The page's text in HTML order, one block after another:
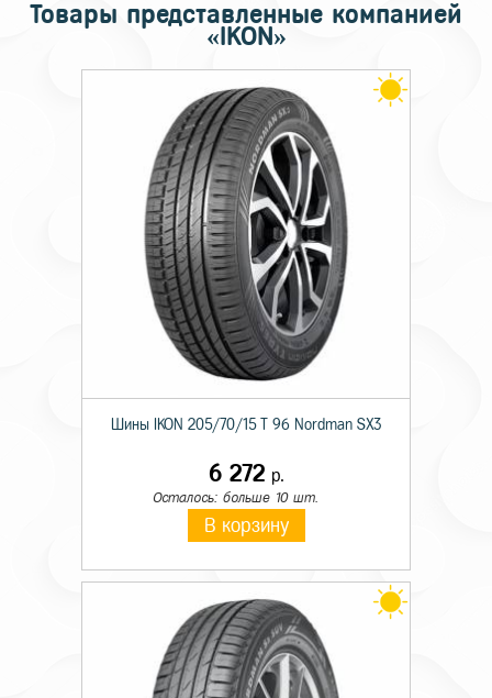
Товары представленные компанией
«IKON»
Шины IKON 205/70/15 T 96 Nordman SX3
6 272 р.
Осталось: больше 10 шт.
В корзину